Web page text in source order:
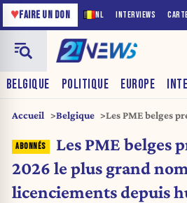
NL INTERVIEWS
♥FAIRE UN DON
BELGIQUE POLITIQUE EUROPE
Accueil Belgique
Les PME belges
ans
Les PME belges
2026 le plus grand
licenciements depuis